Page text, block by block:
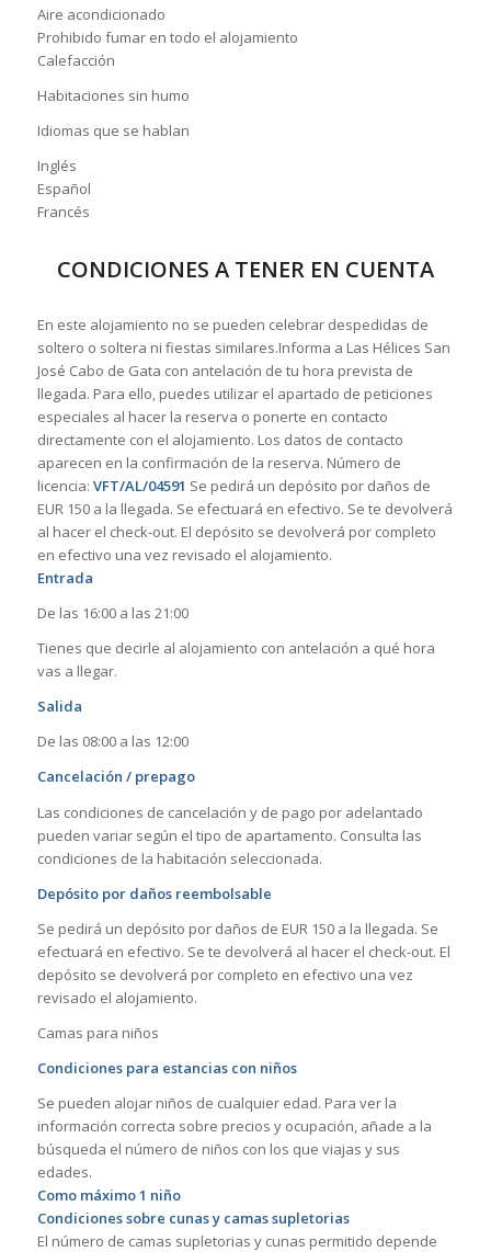
Aire acondicionado
Prohibido fumar en todo el alojamiento
Calefacción
Habitaciones sin humo
Idiomas que se hablan
Inglés
Español
Francés
CONDICIONES A TENER EN CUENTA
En este alojamiento no se pueden celebrar despedidas de
soltero o soltera ni fiestas similares.Informa a Las Hélices San
José Cabo de Gata con antelación de tu hora prevista de
llegada. Para ello, puedes utilizar el apartado de peticiones
especiales al hacer la reserva o ponerte en contacto
directamente con el alojamiento. Los datos de contacto
aparecen en la confirmación de la reserva. Número de
licencia: VFT/AL/04591 Se pedirá un depósito por daños de
EUR 150 a la llegada. Se efectuará en efectivo. Se te devolverá
al hacer el check-out. El depósito se devolverá por completo
en efectivo una vez revisado el alojamiento.
Entrada
De las 16:00 a las 21:00
Tienes que decirle al alojamiento con antelación a qué hora
vas a llegar.
Salida
De las 08:00 a las 12:00
Cancelación / prepago
Las condiciones de cancelación y de pago por adelantado
pueden variar según el tipo de apartamento. Consulta las
condiciones de la habitación seleccionada.
Depósito por daños reembolsable
Se pedirá un depósito por daños de EUR 150 a la llegada. Se
efectuará en efectivo. Se te devolverá al hacer el check-out. El
depósito se devolverá por completo en efectivo una vez
revisado el alojamiento.
Camas para niños
Condiciones para estancias con niños
Se pueden alojar niños de cualquier edad. Para ver la
información correcta sobre precios y ocupación, añade a la
búsqueda el número de niños con los que viajas y sus
edades.
Como máximo 1 niño
Condiciones sobre cunas y camas supletorias
El número de camas supletorias y cunas permitido depende